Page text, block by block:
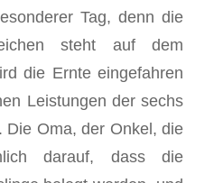
Tag, denn die
steht auf dem
die Ernte eingefahren
Leistungen der sechs
Die Oma, der Onkel, die
darauf, dass die